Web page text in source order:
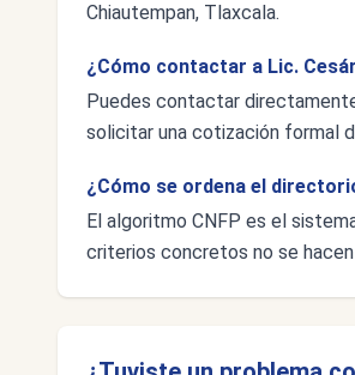
Chiautempan, Tlaxcala.
¿Cómo contactar a Lic.
Puedes contactar
solicitar una cotización formal
¿Cómo se ordena el
El algoritmo CNFP es el
criterios concretos no se